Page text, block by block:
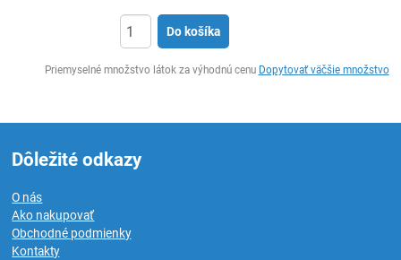
Do košíka
Priemyselné množstvo látok za výhodnú cenu Dopytovať väčšie množstvo
Dôležité odkazy
O nás
Ako nakupovať
Obchodné podmienky
Kontakty